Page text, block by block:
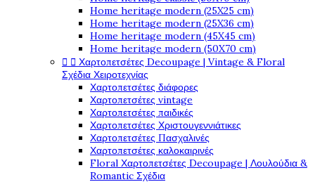
Home heritage modern (25X25 cm)
Home heritage modern (25X36 cm)
Home heritage modern (45X45 cm)
Home heritage modern (50X70 cm)
  Χαρτοπετσέτες Decoupage | Vintage & Floral
Σχέδια Χειροτεχνίας
Χαρτοπετσέτες διάφορες
Χαρτοπετσέτες vintage
Χαρτοπετσέτες παιδικές
Χαρτοπετσέτες Χριστουγεννιάτικες
Χαρτοπετσέτες Πασχαλινές
Χαρτοπετσέτες καλοκαιρινές
Floral Χαρτοπετσέτες Decoupage | Λουλούδια &
Romantic Σχέδια